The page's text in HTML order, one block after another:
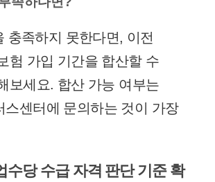
충족하지 못한다면, 이전
험 가입 기간을 합산할 수
보세요. 합산 가능 여부는
스센터에 문의하는 것이 가장
수당 수급 자격 판단 기준 확